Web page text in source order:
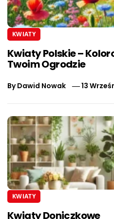
KWIATY
Kwiaty Polskie –
Twoim Ogrodzie
ByDawid Nowak 13
KWIATY
Kwiaty Doniczkowe